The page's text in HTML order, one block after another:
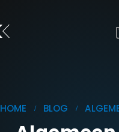
HOME BLOG